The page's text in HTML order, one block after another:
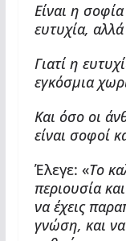
Είναι η
ευτυχία,
Γιατί η
εγκόσμια
Και όσο οι
είναι σοφοί
Έλεγε: «Το
περιουσία
να έχεις
γνώση, και